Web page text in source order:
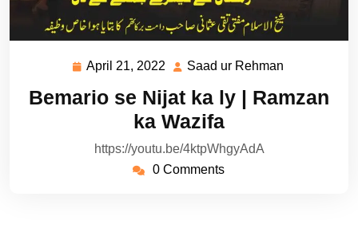
April 21, 2022
April
2022
Saad ur Rehman
Rehman
Bemario se Nijat ka ly | Ramzan
ka Wazifa
https://youtu.be/4ktpWhgyAdA
0 Comments